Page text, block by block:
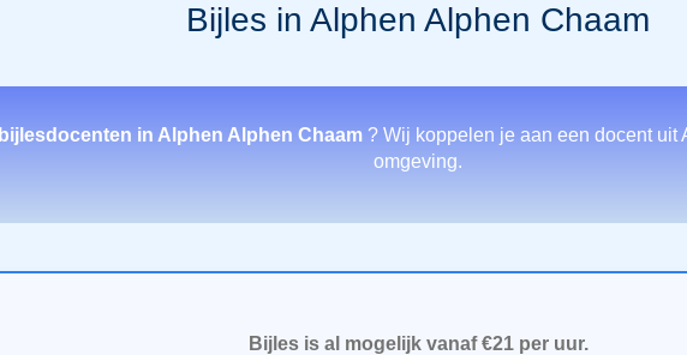
Bijles in Alphen Alphen Chaam
bijlesdocenten in Alphen Alphen Chaam ? Wij koppelen je aan een docent uit
omgeving.
Bijles is al mogelijk vanaf €21 per uur.